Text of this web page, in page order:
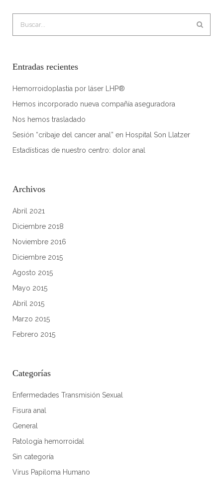
Entradas recientes
Hemorroidoplastia por láser LHP®
Hemos incorporado nueva compañía aseguradora
Nos hemos trasladado
Sesión “cribaje del cancer anal” en Hospital Son Llatzer
Estadísticas de nuestro centro: dolor anal
Archivos
abril 2021
diciembre 2018
noviembre 2016
diciembre 2015
agosto 2015
mayo 2015
abril 2015
marzo 2015
febrero 2015
Categorías
Enfermedades Transmisión Sexual
Fisura anal
General
Patología hemorroidal
Sin categoría
Virus Papiloma Humano